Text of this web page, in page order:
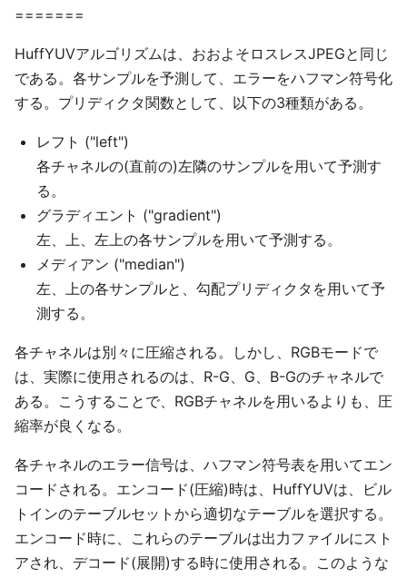
=======
HuffYUVアルゴリズムは、おおよそロスレスJPEGと同じ
である。各サンプルを予測して、エラーをハフマン符号化
する。プリディクタ関数として、以下の3種類がある。
レフト ("left")
各チャネルの(直前の)左隣のサンプルを用いて予測す
る。
グラディエント ("gradient")
左、上、左上の各サンプルを用いて予測する。
メディアン ("median")
左、上の各サンプルと、勾配プリディクタを用いて予
測する。
各チャネルは別々に圧縮される。しかし、RGBモードで
は、実際に使用されるのは、R-G、G、B-Gのチャネルで
ある。こうすることで、RGBチャネルを用いるよりも、圧
縮率が良くなる。
各チャネルのエラー信号は、ハフマン符号表を用いてエン
コードされる。エンコード(圧縮)時は、HuffYUVは、ビル
トインのテーブルセットから適切なテーブルを選択する。
エンコード時に、これらのテーブルは出力ファイルにスト
アされ、デコード(展開)する時に使用される。このような